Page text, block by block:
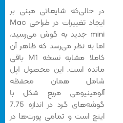
در حالی‌که شایعاتی مبنی بر
ایجاد تغییرات در طراحی Mac
mini جدید به گوش می‌رسید،
اما به نظر می‌رسد که ظاهر آن
کاملا مشابه نسخه M1 باقی
مانده است. این محصول اپل
شامل همان محفظه
آلومینیومی مربع شکل با
گوشه‌های گرد در اندازه 7.75
اینچ است و تمامی پورت‌ها در